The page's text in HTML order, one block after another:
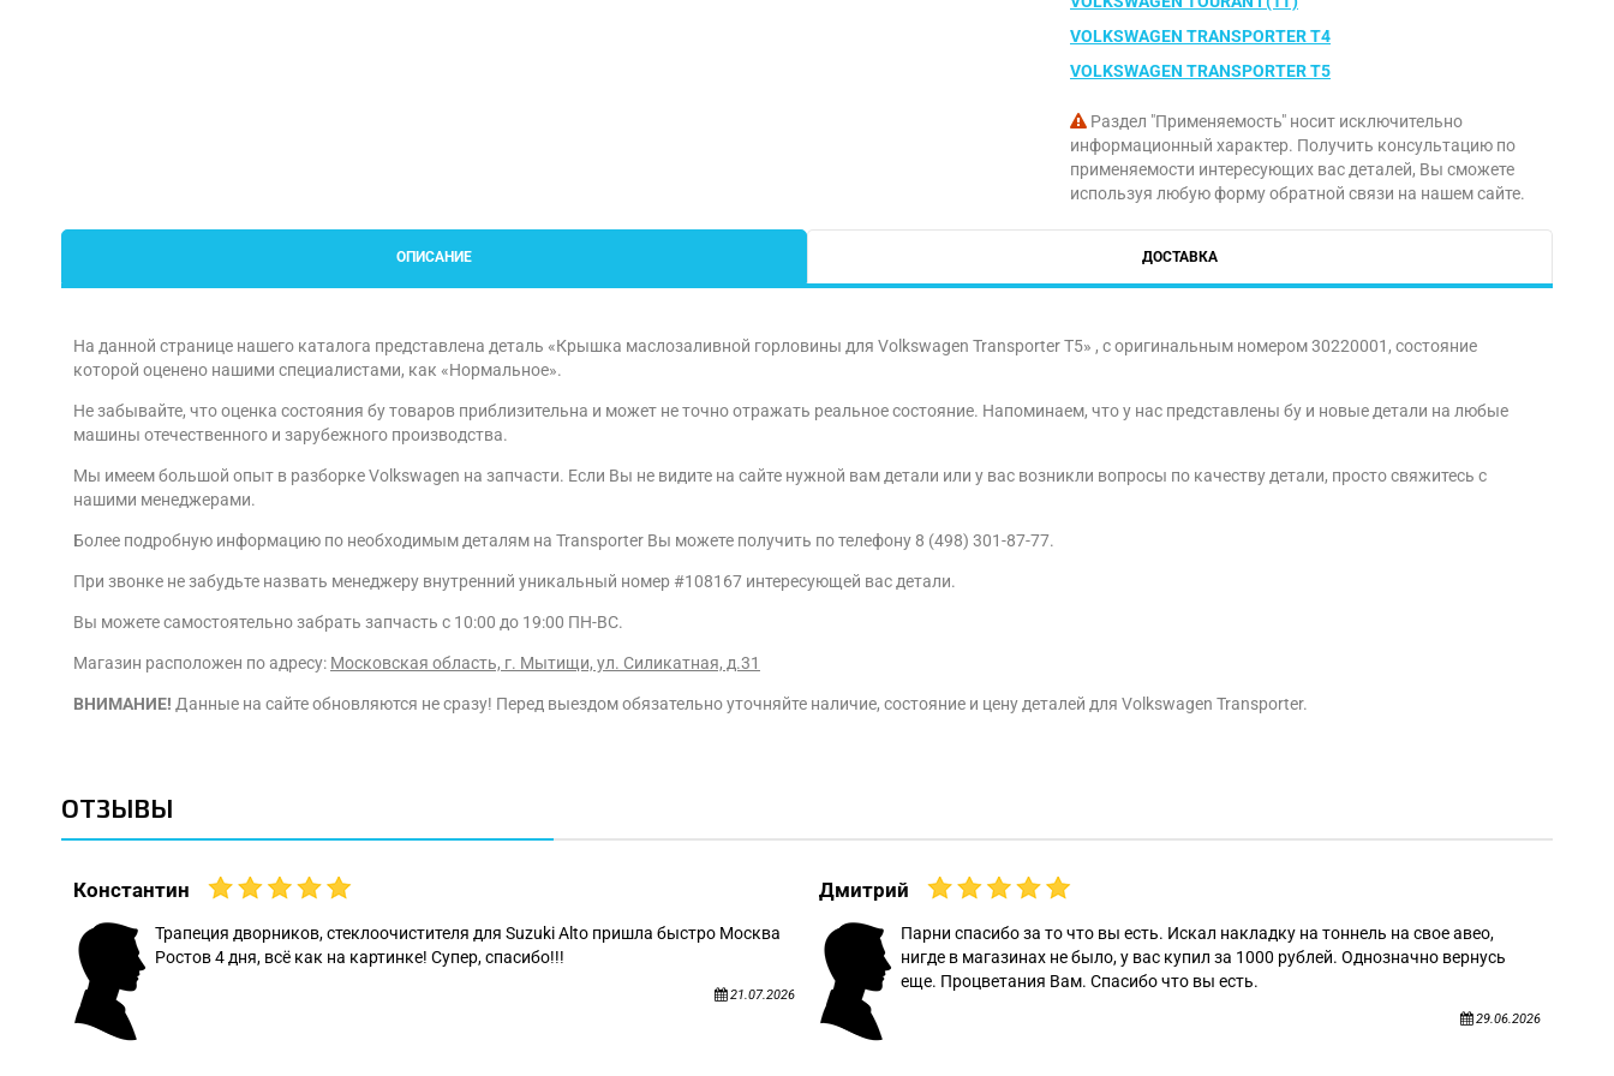
VOLKSWAGEN TRANSPORTER T4
VOLKSWAGEN TRANSPORTER T5
Раздел "Применяемость" носит исключительно
информационный характер. Получить консультацию по
применяемости интересующих вас деталей, Вы сможете
используя любую форму обратной связи на нашем сайте.
ОПИСАНИЕ ДОСТАВКА
На данной странице нашего каталога представлена деталь «Крышка маслозаливной горловины для Volkswagen Transporter T5» , с оригинальным номером 30220001, состояние
которой оценено нашими специалистами, как «Нормальное».
Не забывайте, что оценка состояния бу товаров приблизительна и может не точно отражать реальное состояние. Напоминаем, что у нас представлены бу и новые детали на любые
машины отечественного и зарубежного производства.
Мы имеем большой опыт в разборке Volkswagen на запчасти. Если Вы не видите на сайте нужной вам детали или у вас возникли вопросы по качеству детали, просто свяжитесь с
нашими менеджерами.
Более подробную информацию по необходимым деталям на Transporter Вы можете получить по телефону 8 (498) 301-87-77.
При звонке не забудьте назвать менеджеру внутренний уникальный номер #108167 интересующей вас детали.
Вы можете самостоятельно забрать запчасть с 10:00 до 19:00 ПН-ВС.
Магазин расположен по адресу: Московская область, г. Мытищи, ул. Силикатная, д.31
ВНИМАНИЕ! Данные на сайте обновляются не сразу! Перед выездом обязательно уточняйте наличие, состояние и цену деталей для Volkswagen Transporter.
ОТЗЫВЫ
Константин
Трапеция дворников, стеклоочистителя для Suzuki Alto пришла быстро Москва
Ростов 4 дня, всё как на картинке! Супер, спасибо!!!
21.07.2026
Дмитрий
Парни спасибо за то что вы есть. Искал накладку на тоннель на свое авео,
нигде в магазинах не было, у вас купил за 1000 рублей. Однозначно вернусь
еще. Процветания Вам. Спасибо что вы есть.
29.06.2026